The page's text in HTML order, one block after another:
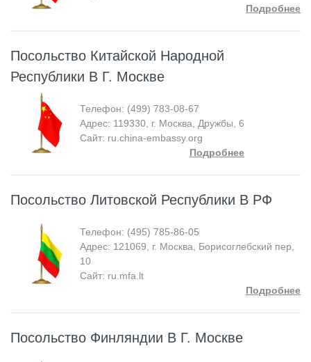
Подробнее
Посольство Китайской Народной
Республики В Г. Москве
Телефон: (499) 783-08-67
Адрес: 119330, г. Москва, Дружбы, 6
Сайт: ru.china-embassy.org
Подробнее
Посольство Литовской Республики В РФ
Телефон: (495) 785-86-05
Адрес: 121069, г. Москва, Борисоглебский пер,
10
Сайт: ru.mfa.lt
Подробнее
Посольство Финляндии В Г. Москве